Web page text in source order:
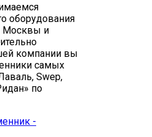
оборудования
Москвы и
компании вы
самых
Swep,
по